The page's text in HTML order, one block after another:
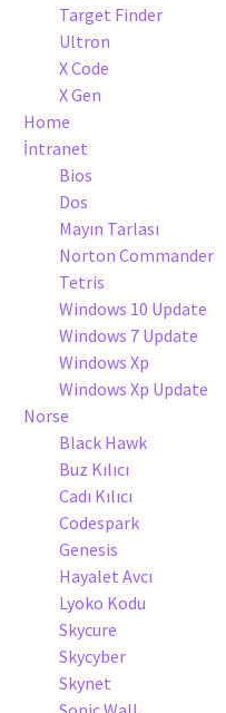
Target Finder
Ultron
X Code
X Gen
Home
İntranet
Bios
Dos
Mayın Tarlası
Norton Commander
Tetris
Windows 10 Update
Windows 7 Update
Windows Xp
Windows Xp Update
Norse
Black Hawk
Buz Kılıcı
Cadı Kılıcı
Codespark
Genesis
Hayalet Avcı
Lyoko Kodu
Skycure
Skycyber
Skynet